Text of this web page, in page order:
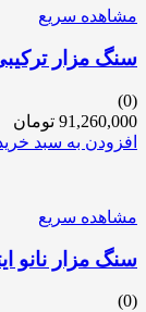
مشاهده سریع
سنگ مزار
(0)
91,260,000 تومان
افزودن به سبد
مشاهده سریع
سنگ مزار نانو
(0)